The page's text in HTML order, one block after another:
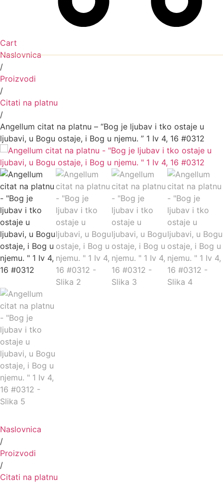
Cart
Naslovnica
/
Proizvodi
/
Citati na platnu
/
Angellum citat na platnu – “Bog je ljubav i tko ostaje u
ljubavi, u Bogu ostaje, i Bog u njemu. ” 1 Iv 4, 16 #0312
Naslovnica
/
Proizvodi
/
Citati na platnu